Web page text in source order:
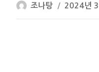
글
쓴
조나탕
작
성
2024년 3